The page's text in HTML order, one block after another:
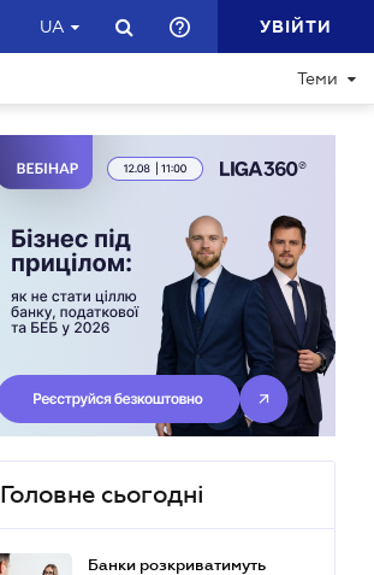
UA УВІЙТИ
Теми
Головне сьогодні
Банки розкриватимуть